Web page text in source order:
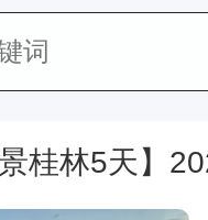
5天】2026山水经典 古东瀑布、兴坪